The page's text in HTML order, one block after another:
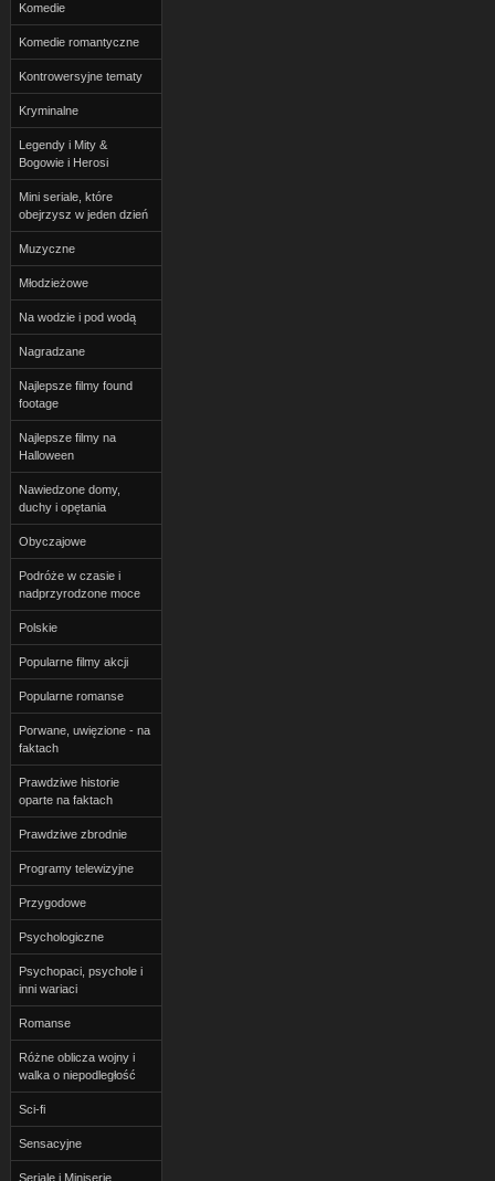
Komedie
Komedie romantyczne
Kontrowersyjne tematy
Kryminalne
Legendy i Mity &
Bogowie i Herosi
Mini seriale, które
obejrzysz w jeden dzień
Muzyczne
Młodzieżowe
Na wodzie i pod wodą
Nagradzane
Najlepsze filmy found
footage
Najlepsze filmy na
Halloween
Nawiedzone domy,
duchy i opętania
Obyczajowe
Podróże w czasie i
nadprzyrodzone moce
Polskie
Popularne filmy akcji
Popularne romanse
Porwane, uwięzione - na
faktach
Prawdziwe historie
oparte na faktach
Prawdziwe zbrodnie
Programy telewizyjne
Przygodowe
Psychologiczne
Psychopaci, psychole i
inni wariaci
Romanse
Różne oblicza wojny i
walka o niepodległość
Sci-fi
Sensacyjne
Seriale i Miniserie